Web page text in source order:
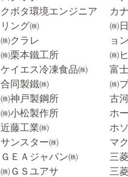
クボタ環境エンジニア
リング㈱
㈱クラレ
㈱栗本鐵工所
ケイエス冷凍食品㈱
合同製鐵㈱
㈱神戸製鋼所
㈱小松製作所
近藤工業㈱
サンスター㈱
ＧＥＡジャパン㈱
㈱ＧＳユアサ
カ
㈱
ョ
㈱
富
㈱
古
ホ
ホ
マ
三
三